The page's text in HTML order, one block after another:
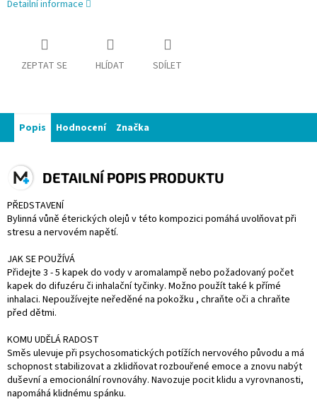
Detailní informace
ZEPTAT SE HLÍDAT SDÍLET
Popis Hodnocení Značka
DETAILNÍ POPIS PRODUKTU
PŘEDSTAVENÍ
Bylinná vůně éterických olejů v této kompozici pomáhá uvolňovat při
stresu a nervovém napětí.
JAK SE POUŽÍVÁ
Přidejte 3 - 5 kapek do vody v aromalampě nebo požadovaný počet
kapek do difuzéru či inhalační tyčinky. Možno použít také k přímé
inhalaci. Nepoužívejte neředěné na pokožku , chraňte oči a chraňte
před dětmi.
KOMU UDĚLÁ RADOST
Směs ulevuje při psychosomatických potížích nervového původu a má
schopnost stabilizovat a zklidňovat rozbouřené emoce a znovu nabýt
duševní a emocionální rovnováhy. Navozuje pocit klidu a vyrovnanosti,
napomáhá klidnému spánku.